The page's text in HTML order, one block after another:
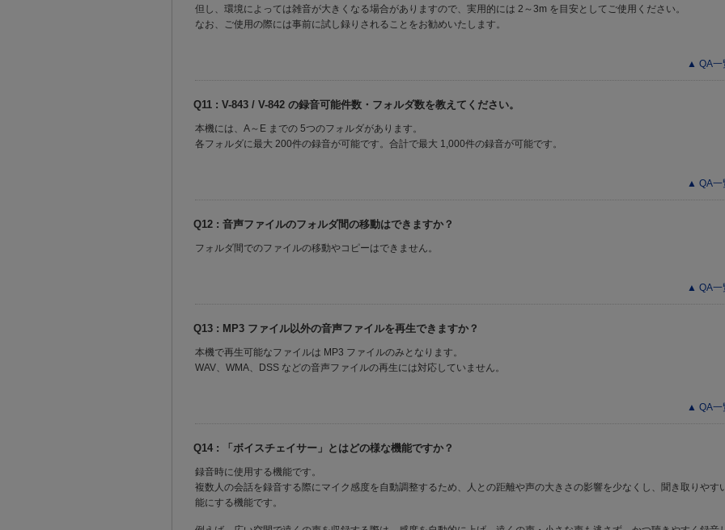
但し、環境によっては雑音が大きくなる場合がありますので、実用的には 2～3m を目安としてご使用ください。
なお、ご使用の際には事前に試し録りされることをお勧めいたします。
▲ QA一
Q11 : V-843 / V-842 の録音可能件数・フォルダ数を教えてください。
本機には、A～E までの 5つのフォルダがあります。
各フォルダに最大 200件の録音が可能です。合計で最大 1,000件の録音が可能です。
▲ QA一
Q12 : 音声ファイルのフォルダ間の移動はできますか？
フォルダ間でのファイルの移動やコピーはできません。
▲ QA一
Q13 : MP3 ファイル以外の音声ファイルを再生できますか？
本機で再生可能なファイルは MP3 ファイルのみとなります。
WAV、WMA、DSS などの音声ファイルの再生には対応していません。
▲ QA一
Q14 : 「ボイスチェイサー」とはどの様な機能ですか？
録音時に使用する機能です。
複数人の会話を録音する際にマイク感度を自動調整するため、人との距離や声の大きさの影響を少なくし、聞き取りやす
能にする機能です。